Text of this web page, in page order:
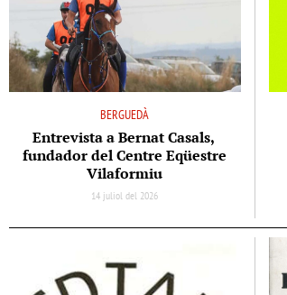
BERGUEDÀ
Entrevista a Bernat Casals,
fundador del Centre Eqüestre
Vilaformiu
14 juliol del 2026